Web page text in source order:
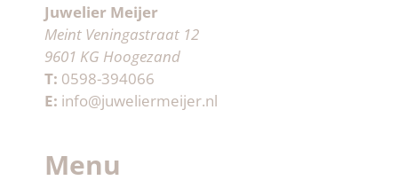
Juwelier Meijer
Meint Veningastraat 12
9601 KG Hoogezand
T: 0598-394066
E: info@juweliermeijer.nl
Menu